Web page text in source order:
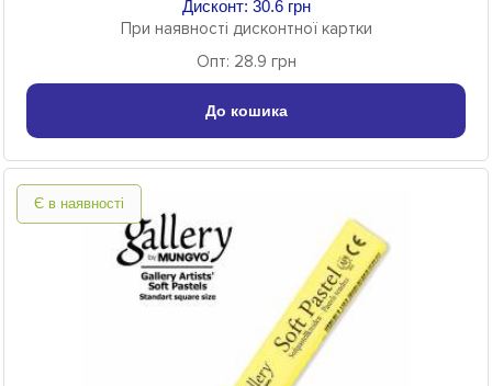
Дисконт: 30.6 грн
При наявності дисконтної картки
Опт: 28.9 грн
До кошика
Є в наявності